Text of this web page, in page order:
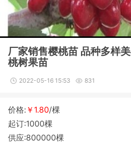
厂家销售樱桃苗 品种多样
桃树果苗
2022-05-16 15:53 831
价格: ￥1.80/棵
起订:1000棵
供应:800000棵